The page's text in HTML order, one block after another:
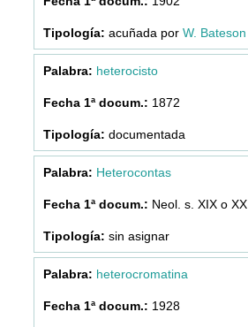
acuñada por W. Bateson
heterocisto
1872
documentada
Heterocontas
Neol. s. XIX o XX
sin asignar
heterocromatina
1928